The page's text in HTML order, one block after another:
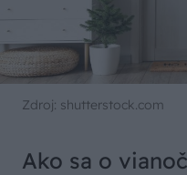
Zdroj: shutterstock.com
Ako sa o